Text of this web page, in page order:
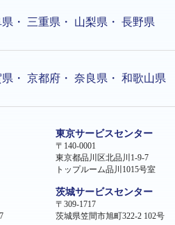
・ 三重県 ・ 山梨県 ・ 長野県
・ 京都府 ・ 奈良県 ・ 和歌山県
東京サービスセンター
〒140-0001
東京都品川区北品川1-9-7
トップルーム品川1015号室
茨城サービスセンター
〒309-1717
茨城県笠間市旭町322-2 102号